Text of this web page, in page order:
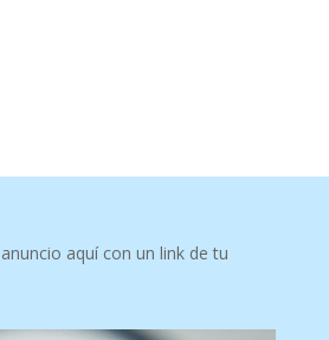
aquí con un link de tu